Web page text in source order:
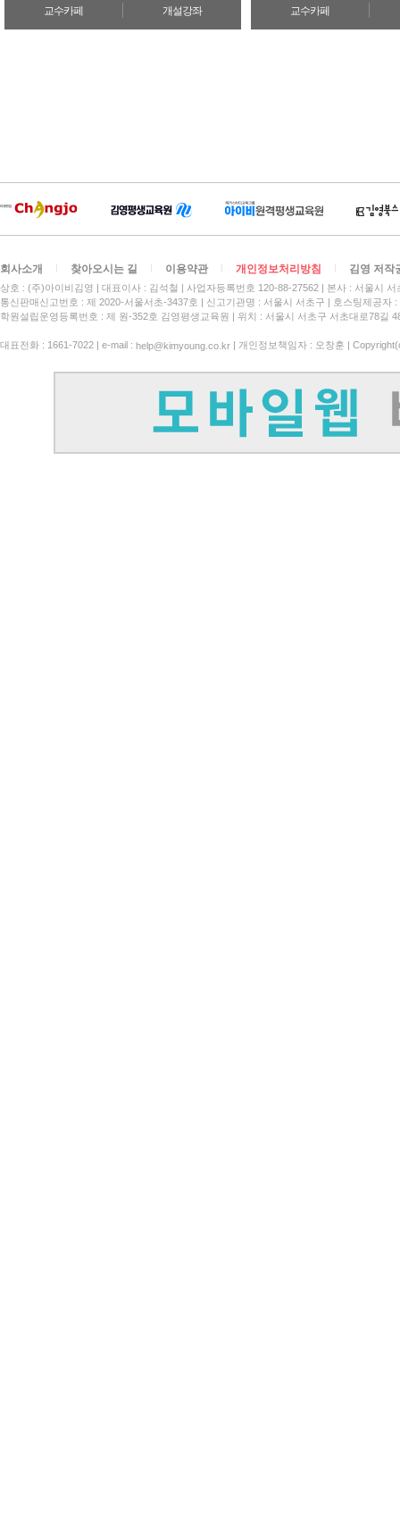
교수카페 개설강좌 교수카페
회사소개 찾아오시는 길 이용약관 개인정보처리방침 김영 저작
상호 : (주)아이비김영 대표이사 : 김석철 사업자등록번호 120-88-27562
본사 : 서울시
통신판매신고번호 : 제 2020-서울서초-3437호
신고기관명 : 서울시 서초구
호스팅제공자
학원설립운영등록번호 : 제 원-352호 김영평생교육원 | 위치 : 서울시 서초구 서초대로78길
대표전화 : 1661-7022 | e-mail : help@kimyoung.co.kr | 개인정보책임자 : 오창훈 |